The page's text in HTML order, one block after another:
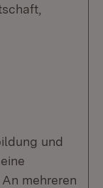
und
mehreren